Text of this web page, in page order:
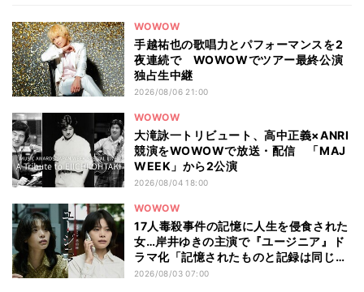
WOWOW
手越祐也の歌唱力とパフォーマンスを2
夜連続で WOWOWでツアー最終公演
独占生中継
2026/08/06 21:00
WOWOW
大滝詠一トリビュート、高中正義×ANRI
競演をWOWOWで放送・配信 「MAJ
WEEK」から2公演
2026/08/04 18:00
WOWOW
17人毒殺事件の記憶に人生を侵食された
女…岸井ゆきの主演で『ユージニア』ド
ラマ化「記憶されたものと記録は同じも
のではない」
2026/08/03 07:00